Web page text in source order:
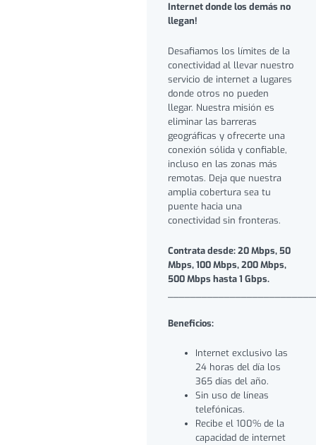
Internet donde los demás no
llegan!
Desafiamos los límites de la
conectividad al llevar nuestro
servicio de internet a lugares
donde otros no pueden
llegar. Nuestra misión es
eliminar las barreras
geográficas y ofrecerte una
conexión sólida y confiable,
incluso en las zonas más
remotas. Deja que nuestra
amplia cobertura sea tu
puente hacia una
conectividad sin fronteras.
Contrata desde: 20 Mbps, 50
Mbps, 100 Mbps, 200 Mbps,
500 Mbps hasta 1 Gbps.
Beneficios:
Internet exclusivo las
24 horas del día los
365 días del año.
Sin uso de líneas
telefónicas.
Recibe el 100% de la
capacidad de internet